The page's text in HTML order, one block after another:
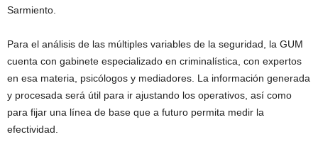
Sarmiento.
Para el análisis de las múltiples variables de la seguridad, la GUM
cuenta con gabinete especializado en criminalística, con expertos
en esa materia, psicólogos y mediadores. La información generada
y procesada será útil para ir ajustando los operativos, así como
para fijar una línea de base que a futuro permita medir la
efectividad.